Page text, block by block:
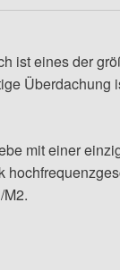
ist eines der
Überdachung
mit einer